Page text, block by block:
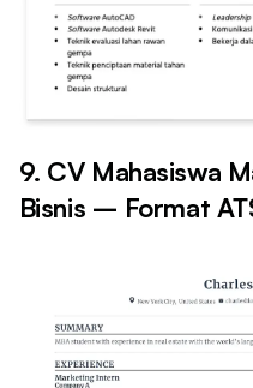
9. CV Mahasiswa
Bisnis – Format